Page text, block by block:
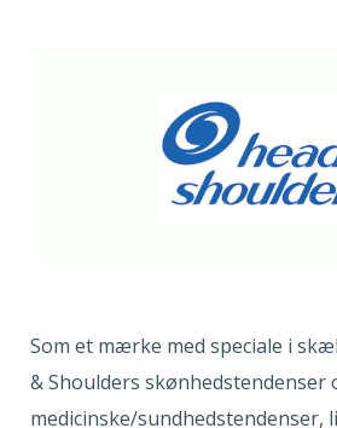
Som et mærke med speciale i
& Shoulders skønhedstendenser
medicinske/sundhedstendenser,